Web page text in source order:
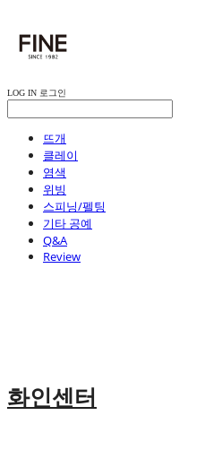
LOG IN 로그인
뜨개
클레이
염색
위빙
스피닝/펠팅
기타 공예
Q&A
Review
화인센터